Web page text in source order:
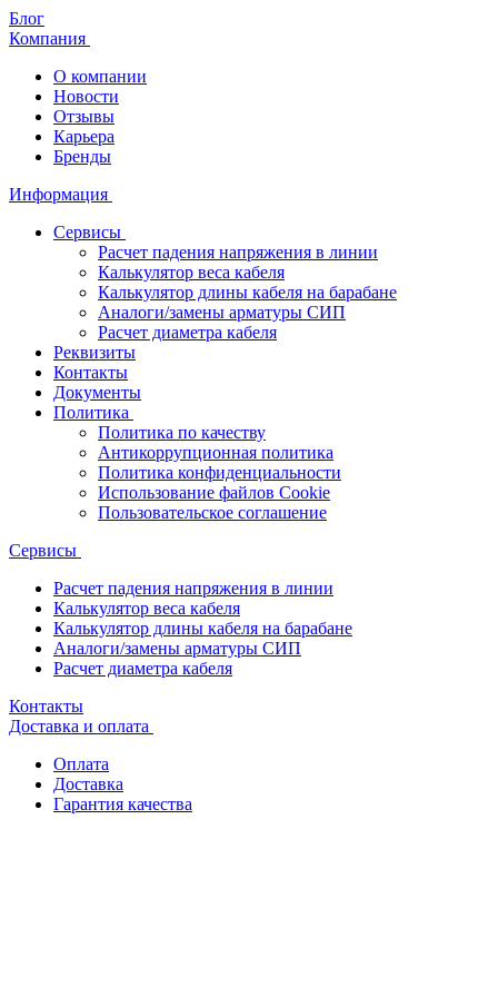
Блог
Компания
О компании
Новости
Отзывы
Карьера
Бренды
Информация
Сервисы
Расчет падения напряжения в линии
Калькулятор веса кабеля
Калькулятор длины кабеля на барабане
Аналоги/замены арматуры СИП
Расчет диаметра кабеля
Реквизиты
Контакты
Документы
Политика
Политика по качеству
Антикоррупционная политика
Политика конфиденциальности
Использование файлов Cookie
Пользовательское соглашение
Сервисы
Расчет падения напряжения в линии
Калькулятор веса кабеля
Калькулятор длины кабеля на барабане
Аналоги/замены арматуры СИП
Расчет диаметра кабеля
Контакты
Доставка и оплата
Оплата
Доставка
Гарантия качества